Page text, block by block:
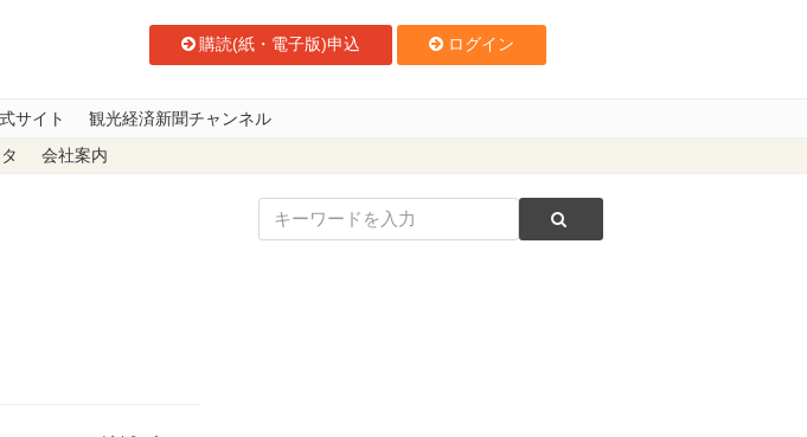
購読(紙・電子版)申込 ログイン
サイト 観光経済新聞チャンネル
会社案内